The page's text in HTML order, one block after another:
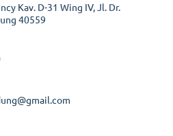
Kav. D-31 Wing IV, Jl. Dr.
40559